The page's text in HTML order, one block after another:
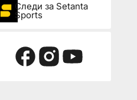
Следи за Setanta
Sports